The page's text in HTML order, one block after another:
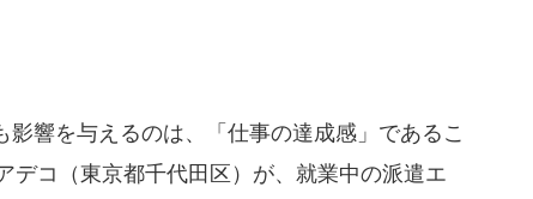
響を与えるのは、「仕事の達成感」であるこ
デコ（東京都千代田区）が、就業中の派遣エ